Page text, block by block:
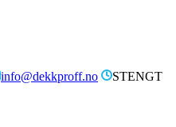
info@dekkproff.no
STENGT